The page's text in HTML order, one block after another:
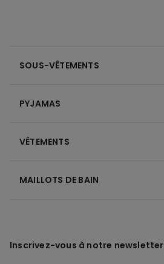
SOUS-VÊTEMENTS
PYJAMAS
VÊTEMENTS
MAILLOTS DE BAIN
Inscrivez-vous à notre newsletter